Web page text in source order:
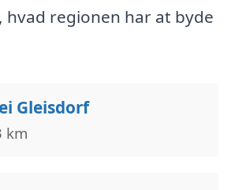
hvad regionen har at byde
Gleisdorf
km